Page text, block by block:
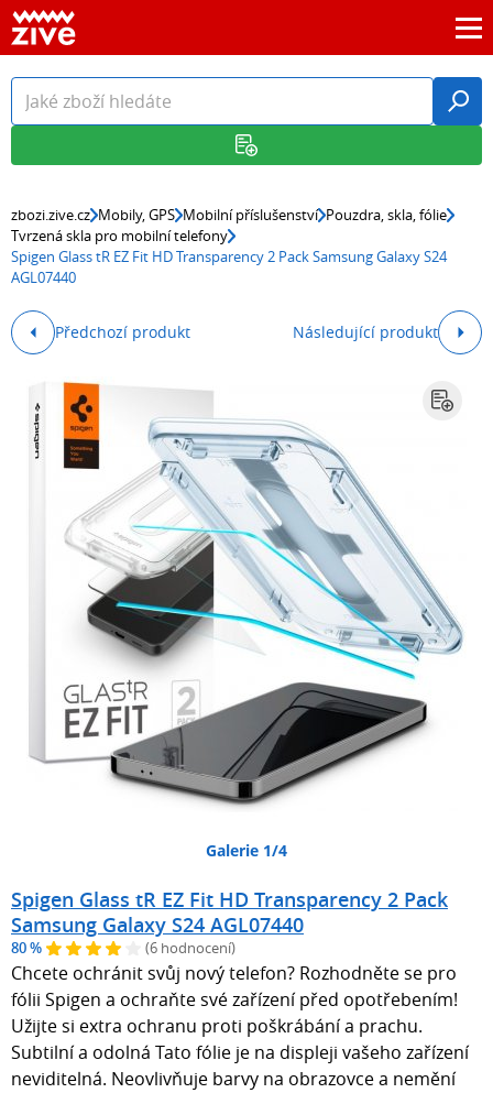
zbozi.zive.cz Mobily, GPS Mobilní příslušenství Pouzdra, skla, fólie
Tvrzená skla pro mobilní telefony
Spigen Glass tR EZ Fit HD Transparency 2 Pack Samsung Galaxy S24
AGL07440
Předchozí produkt Následující produkt
Galerie 1/4
Spigen Glass tR EZ Fit HD Transparency 2 Pack
Samsung Galaxy S24 AGL07440
80 % (6 hodnocení)
Chcete ochránit svůj nový telefon? Rozhodněte se pro
fólii Spigen a ochraňte své zařízení před opotřebením!
Užijte si extra ochranu proti poškrábání a prachu.
Subtilní a odolná Tato fólie je na displeji vašeho zařízení
neviditelná. Neovlivňuje barvy na obrazovce a nemění